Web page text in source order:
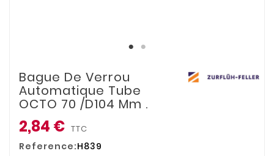
Bague De Verrou
Automatique Tube
OCTO 70 /D104 Mm .
2,84 € TTC
Reference:H839